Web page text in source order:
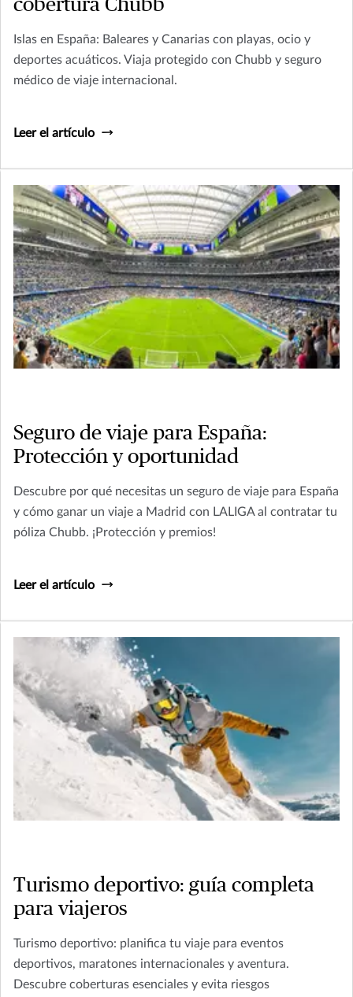
cobertura Chubb
Islas en España: Baleares y Canarias con playas, ocio y
deportes acuáticos. Viaja protegido con Chubb y seguro
médico de viaje internacional.
Leer el artículo
Seguro de viaje para España:
Protección y oportunidad
Descubre por qué necesitas un seguro de viaje para España
y cómo ganar un viaje a Madrid con LALIGA al contratar tu
póliza Chubb. ¡Protección y premios!
Leer el artículo
Turismo deportivo: guía completa
para viajeros
Turismo deportivo: planifica tu viaje para eventos
deportivos, maratones internacionales y aventura.
Descubre coberturas esenciales y evita riesgos